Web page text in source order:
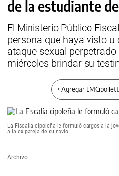
de la estudiante
El Ministerio Público
persona que haya visto u
ataque sexual perpetrado
miércoles brindar su
+ Agregar
La Fiscalía cipoleña le formuló cargos a la
a la ex pareja de su novio.
Archivo